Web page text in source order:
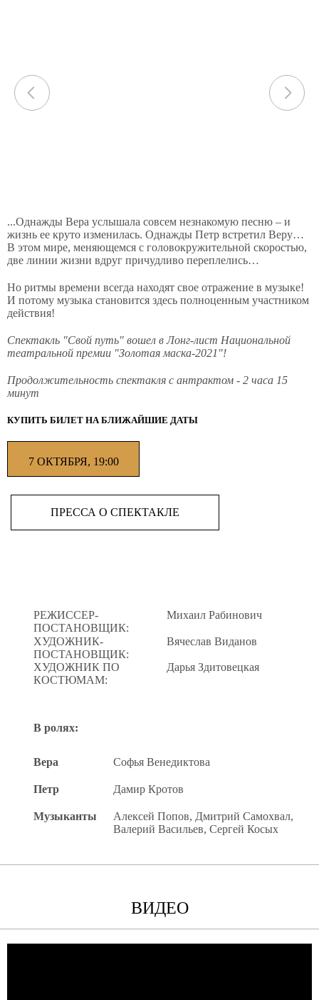
...Однажды Вера услышала совсем незнакомую песню – и
жизнь ее круто изменилась. Однажды Петр встретил Веру…
В этом мире, меняющемся с головокружительной скоростью,
две линии жизни вдруг причудливо переплелись…
Но ритмы времени всегда находят свое отражение в музыке!
И потому музыка становится здесь полноценным участником
действия!
Спектакль "Свой путь" вошел в Лонг-лист Национальной
театральной премии "Золотая маска-2021"!
Продолжительность спектакля с антрактом - 2 часа 15
минут
КУПИТЬ БИЛЕТ НА БЛИЖАЙШИЕ ДАТЫ
7 ОКТЯБРЯ, 19:00
ПРЕССА О СПЕКТАКЛЕ
РЕЖИССЕР-
ПОСТАНОВЩИК:
Михаил Рабинович
ХУДОЖНИК-
ПОСТАНОВЩИК:
Вячеслав Виданов
ХУДОЖНИК ПО
КОСТЮМАМ:
Дарья Здитовецкая
В ролях:
Вера Софья Венедиктова
Петр Дамир Кротов
Музыканты
Алексей Попов, Дмитрий Самохвал,
Валерий Васильев, Сергей Косых
ВИДЕО